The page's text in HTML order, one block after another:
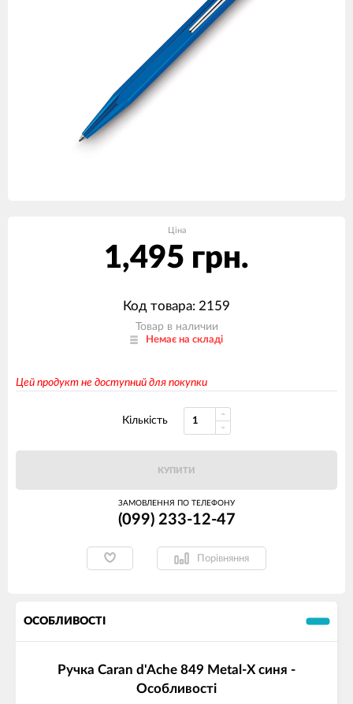
Ціна
1,495 грн.
Код товара: 2159
Товар в наличии
Немає на складі
Цей продукт не доступний для покупки
Кількість
КУПИТИ
ЗАМОВЛЕННЯ ПО ТЕЛЕФОНУ
(099) 233-12-47
Порівняння
ОСОБЛИВОСТІ
Ручка Caran d'Ache 849 Metal-X синя -
Особливості